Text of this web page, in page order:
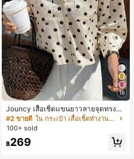
16
Jouncy เสื้อเชิ้ตแขนยาวลายจุดทรงหล
วมสำหรับผู้หญิง
#2 ขายดี
ใน กระเป๋า เสื้อเชิ้ตทำงานมีกระเป๋า
100+ sold
฿269